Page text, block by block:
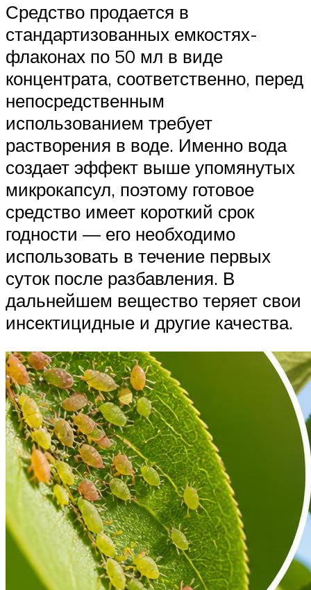
Средство продается в
стандартизованных емкостях-
флаконах по 50 мл в виде
концентрата, соответственно, перед
непосредственным
использованием требует
растворения в воде. Именно вода
создает эффект выше упомянутых
микрокапсул, поэтому готовое
средство имеет короткий срок
годности — его необходимо
использовать в течение первых
суток после разбавления. В
дальнейшем вещество теряет свои
инсектицидные и другие качества.